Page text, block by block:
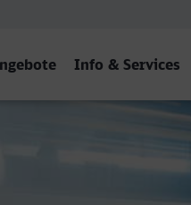
Info & Services
Bahnhof -